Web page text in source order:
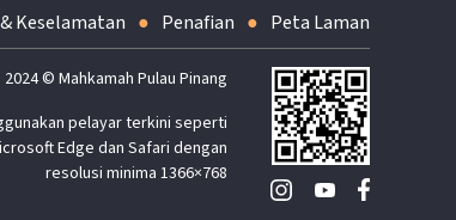
Keselamatan Penafian Peta Laman
© Mahkamah Pulau Pinang
pelayar terkini seperti
Edge dan Safari dengan
resolusi minima 1366×768